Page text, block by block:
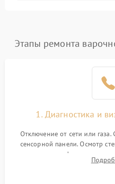
Этапы ремонта
1. Диагностика и
Отключение от сети или
сенсорной панели. Осмотр
проверка конфорок на
клиента о симптомах (не